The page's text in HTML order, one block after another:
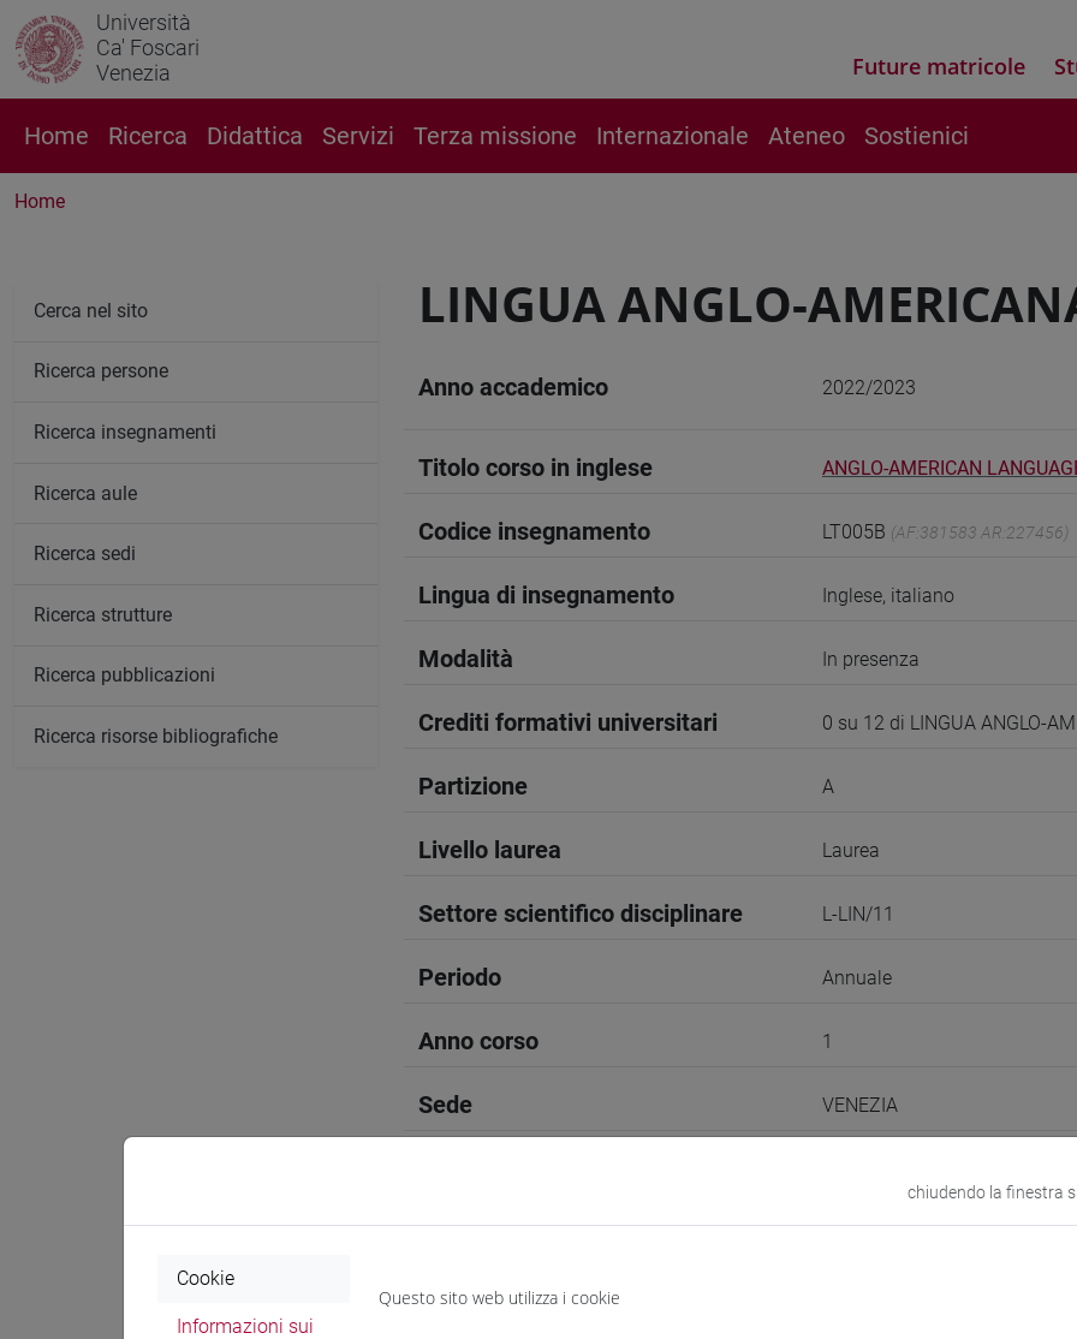
Università
Ca' Foscari
Venezia
Future matricole
Home Ricerca Didattica Servizi Terza missione Internazionale Ateneo Sostienici
Home
LINGUA ANGLO-
Anno accademico 2022/2023
Titolo corso in inglese ANGLO-AMERICAN
Codice insegnamento LT005B (AF:381583 AR:227456)
Lingua di insegnamento Inglese, italiano
Modalità In presenza
Crediti formativi universitari 0 su 12 di LINGUA ANGLO-
Partizione A
Livello laurea Laurea
Settore scientifico disciplinare L-LIN/11
Periodo Annuale
Anno corso 1
Sede VENEZIA
Cerca nel sito
Ricerca persone
Ricerca insegnamenti
Ricerca aule
Ricerca sedi
Ricerca strutture
Ricerca pubblicazioni
Ricerca risorse bibliografiche
chiudendo la finestra
Cookie
Informazioni sui
Questo sito web utilizza i cookie